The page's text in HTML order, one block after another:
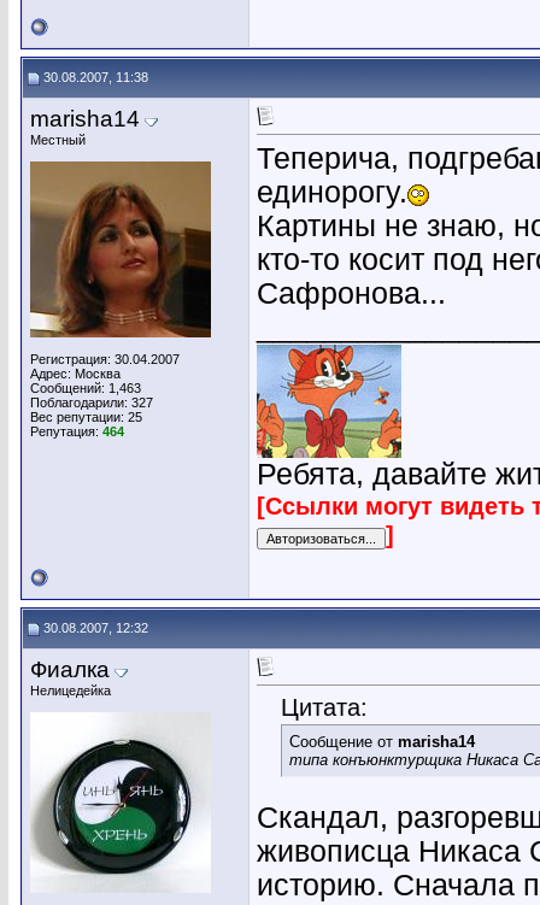
30.08.2007, 11:38
marisha14
Местный
Регистрация: 30.04.2007
Адрес: Москва
Сообщений: 1,463
Поблагодарили: 327
Вес репутации: 25
Репутация: 464
Теперича,
единорогу.
Картины не знаю,
кто-то косит под
Сафронова...
Ребята, давайте
[Ссылки могут видеть
]
30.08.2007, 12:32
Фиалка
Нелицедейка
Цитата:
Сообщение от marisha14
типа конъюнктурщика Никаса
Скандал,
живописца Никаса
историю. Сначала